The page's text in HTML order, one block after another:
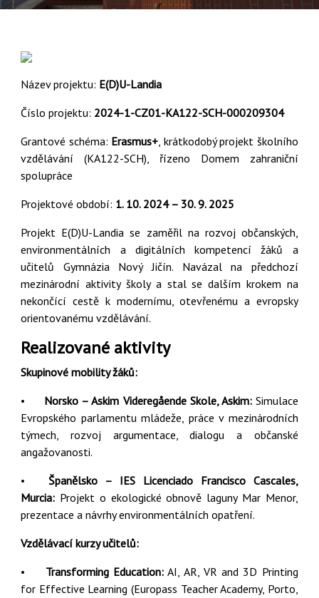
Název projektu: E(D)U-Landia
Číslo projektu: 2024-1-CZ01-KA122-SCH-000209304
Grantové schéma: Erasmus+, krátkodobý projekt školního
vzdělávání (KA122-SCH), řízeno Domem zahraniční
spolupráce
Projektové období: 1. 10. 2024 – 30. 9. 2025
Projekt E(D)U-Landia se zaměřil na rozvoj občanských,
environmentálních a digitálních kompetencí žáků a
učitelů Gymnázia Nový Jičín. Navázal na předchozí
mezinárodní aktivity školy a stal se dalším krokem na
nekončící cestě k modernímu, otevřenému a evropsky
orientovanému vzdělávání.
Realizované aktivity
Skupinové mobility žáků:
•
Norsko – Askim Videregående Skole, Askim:Simulace
Evropského parlamentu mládeže, práce v mezinárodních
týmech, rozvoj argumentace, dialogu a občanské
angažovanosti.
•
Španělsko – IES Licenciado Francisco Cascales,
Murcia: Projekt o ekologické obnově laguny Mar Menor,
prezentace a návrhy environmentálních opatření.
Vzdělávací kurzy učitelů:
•
Transforming Education:AI, AR, VR and 3D Printing
for Effective Learning (Europass Teacher Academy, Porto,